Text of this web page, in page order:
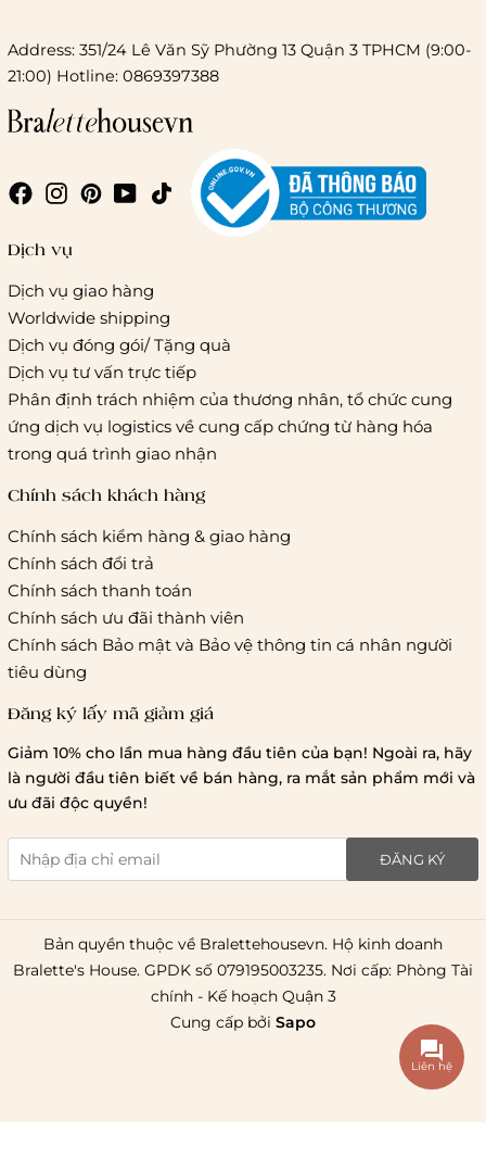
Chi phí giao hàng
Giao hàng trong ngày (hoả tốc)
Giao hàng tiêu chuẩn:
Hồ Chí Minh:
Áp dụng theo bảng giá cước của ĐVVC
Vietelpost/ Giaohangtietkiem và 1 số đối tác vận chuyển
Hà Nội và các tỉnh thành khác:
Áp dụng theo bảng giá
cước của ĐVVC Vietelpost/ Giaohangtietkiem... và 1 số đối
tác vận chuyển khác
Thời gian giao hàng
Hồ Chí Minh:
Hà Nội và các tỉnh thành khá
Lưu ý chung về chính sách vận chuyển
1 triệu đồng
giao hàng trong ngày
giao hàng tiêu chuẩn
miễn phí ship
toàn quốc.
Address: 351/24 Lê Văn Sỹ Phường 13 Quận 3 TPHCM (9:00-
21:00) Hotline: 0869397388
Dịch vụ
Dịch vụ giao hàng
Worldwide shipping
Dịch vụ đóng gói/ Tặng quà
Dịch vụ tư vấn trực tiếp
Phân định trách nhiệm của thương nhân, tổ chức cung
ứng dịch vụ logistics về cung cấp chứng từ hàng hóa
trong quá trình giao nhận
Chính sách khách hàng
Chính sách kiểm hàng & giao hàng
Chính sách đổi trả
Chính sách thanh toán
Chính sách ưu đãi thành viên
Chính sách Bảo mật và Bảo vệ thông tin cá nhân người
tiêu dùng
Đăng ký lấy mã giảm giá
Giảm 10% cho lần mua hàng đầu tiên của bạn! Ngoài ra, hãy
là người đầu tiên biết về bán hàng, ra mắt sản phẩm mới và
ưu đãi độc quyền!
ĐĂNG KÝ
Bản quyền thuộc về Bralettehousevn. Hộ kinh doanh
Bralette's House. GPDK số 079195003235. Nơi cấp: Phòng Tài
chính - Kế hoạch Quận 3
Cung cấp bởi Sapo
Liên hệ